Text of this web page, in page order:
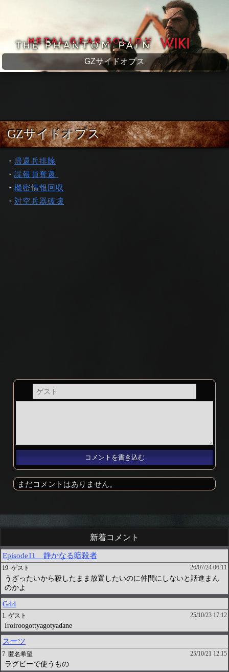
GZサイドオプス
GZサイドオプス
・ 帰還兵排除
・諜報員奪還
・機密情報回収
・対空兵器破壊
まだコメントはありません。
新着コメント